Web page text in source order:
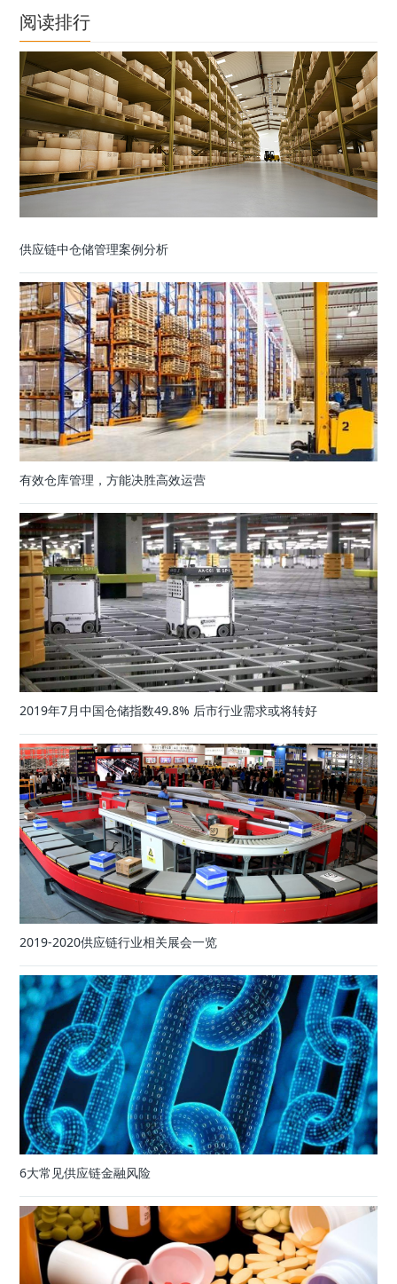
阅读排行
供应链中仓储管理案例分析
有效仓库管理，方能决胜高效运营
2019年7月中国仓储指数49.8% 后市行业需求或将转好
2019-2020供应链行业相关展会一览
6大常见供应链金融风险